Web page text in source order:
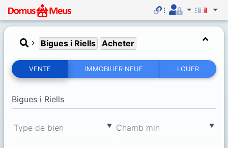
Bigues i Riells Acheter
VENTE IMMOBILIER NEUF LOUER
▼
Type de bien ▼
Chamb min